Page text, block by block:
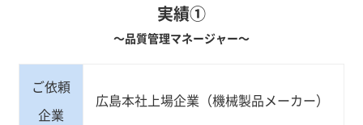
実績①
～品質管理マネージャー～
ご依頼
企業
広島本社上場企業（機械製品メーカー）